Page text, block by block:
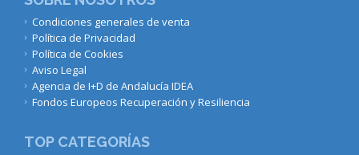
Condiciones generales de venta
Política de Privacidad
Política de Cookies
Aviso Legal
Agencia de I+D de Andalucía IDEA
Fondos Europeos Recuperación y Resiliencia
TOP CATEGORÍAS